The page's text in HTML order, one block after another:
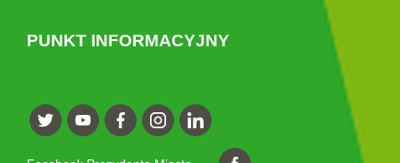
PUNKT INFORMACYJNY